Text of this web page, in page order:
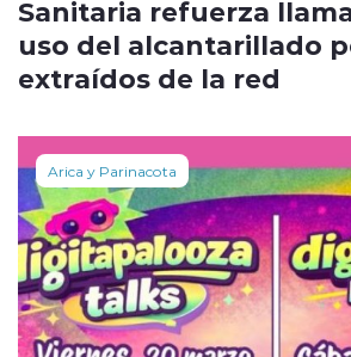
Sanitaria refuerza
uso del alcantarillado
extraídos de la red
Arica y Parinacota